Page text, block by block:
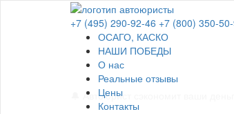
+7 (495) 290-92-46 +7 (800) 350-
ОСАГО, КАСКО
НАШИ ПОБЕДЫ
О нас
Реальные отзывы
Цены
Контакты
🔔 Автоюрист сэкономит ваши